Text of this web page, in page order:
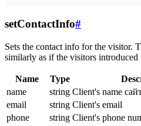
setContactInfo#
Sets the contact info for the visitor.
similarly as if the visitors
Name Type
name
string Client's name
email
string Client's email
phone
string Client's phone